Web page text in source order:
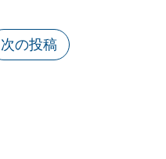
次の投稿